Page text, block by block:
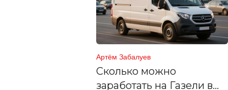
Артём Забалуев
Сколько можно
заработать на Газели в